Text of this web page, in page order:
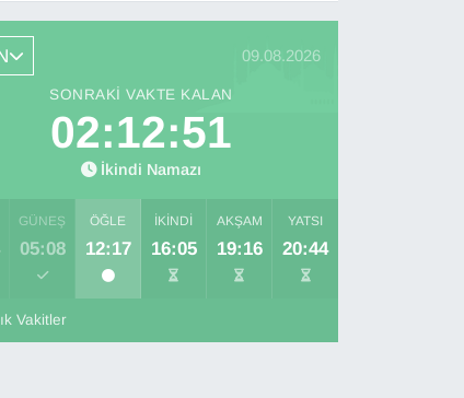
boyuta geçeceğiz
09.08.2026
SONRAKI VAKTE KALAN
02:12:49
İkindi Namazı
GÜNEŞ
05:08
ÖĞLE
12:17
İKINDI
16:05
AKŞAM
19:16
YATSI
20:44
Vakitler